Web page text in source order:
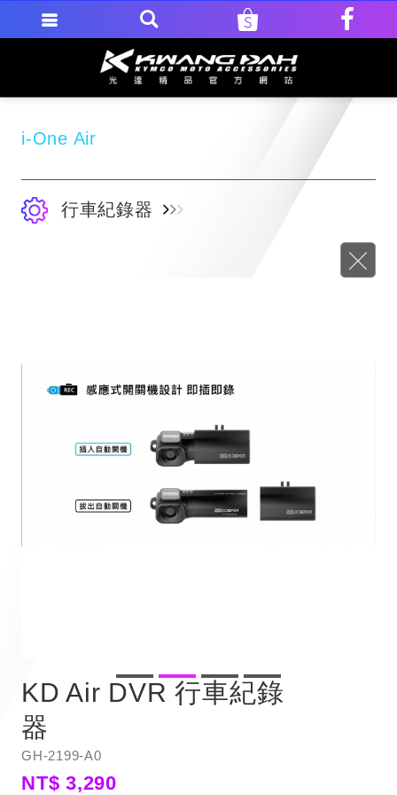
i-One Air
行車紀錄器
KD Air DVR 行車紀錄
器
GH-2199-A0
NT$ 3,290